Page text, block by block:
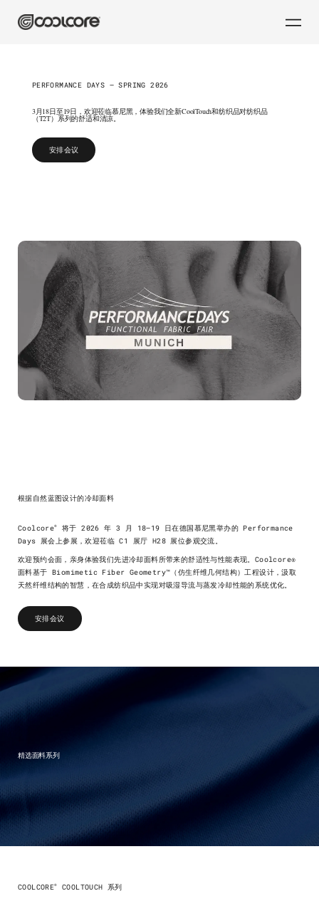
PERFORMANCE DAYS — SPRING 2026
3月18日至19日，欢迎莅临慕尼黑，体验我们全新CoolTouch和纺织品对纺织品
（T2T）系列的舒适和清凉。
安排会议
根据自然蓝图设计的冷却面料
Coolcore®
将于 2026 年 3 月 18–19 日在德国慕尼黑举办的 Performance
Days 展会上参展，欢迎莅临 C1 展厅 H28 展位参观交流。
欢迎预约会面，亲身体验我们先进冷却面料所带来的舒适性与性能表现。Coolcore®
面料基于 Biomimetic Fiber Geometry™（仿生纤维几何结构）工程设计，汲取
天然纤维结构的智慧，在合成纺织品中实现对吸湿导流与蒸发冷却性能的系统优化。
安排会议
精选面料系列
COOLCORE® COOLTOUCH 系列